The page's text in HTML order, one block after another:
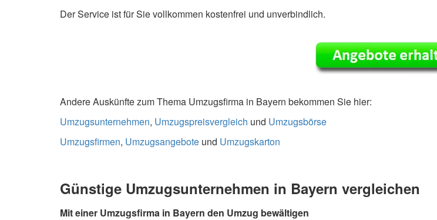
Der Service ist für Sie vollkommen kostenfrei und unverbindlich.
Andere Auskünfte zum Thema Umzugsfirma in Bayern bekommen Sie hier:
Umzugsunternehmen, Umzugspreisvergleich und Umzugsbörse
Umzugsfirmen, Umzugsangebote und Umzugskarton
Günstige Umzugsunternehmen in Bayern vergleichen
Mit einer Umzugsfirma in Bayern den Umzug bewältigen